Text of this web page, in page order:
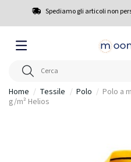
Spediamo gli articoli non
Home Tessile Polo
Polo a
g/m² Helios